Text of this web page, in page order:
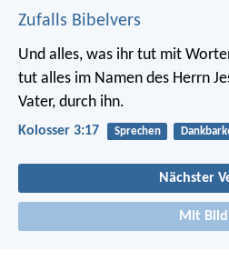
Zufalls Bibelvers
Und alles, was ihr tut mit
tut alles im Namen des Herrn
Vater, durch ihn.
Kolosser 3:17 Sprechen
Nächster
Mit Bild